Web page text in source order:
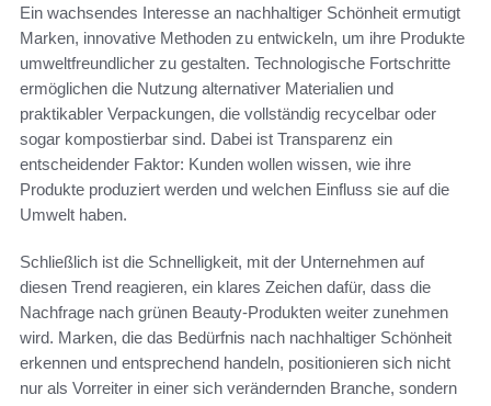
Ein wachsendes Interesse an nachhaltiger Schönheit ermutigt
Marken, innovative Methoden zu entwickeln, um ihre Produkte
umweltfreundlicher zu gestalten. Technologische Fortschritte
ermöglichen die Nutzung alternativer Materialien und
praktikabler Verpackungen, die vollständig recycelbar oder
sogar kompostierbar sind. Dabei ist Transparenz ein
entscheidender Faktor: Kunden wollen wissen, wie ihre
Produkte produziert werden und welchen Einfluss sie auf die
Umwelt haben.
Schließlich ist die Schnelligkeit, mit der Unternehmen auf
diesen Trend reagieren, ein klares Zeichen dafür, dass die
Nachfrage nach grünen Beauty-Produkten weiter zunehmen
wird. Marken, die das Bedürfnis nach nachhaltiger Schönheit
erkennen und entsprechend handeln, positionieren sich nicht
nur als Vorreiter in einer sich verändernden Branche, sondern